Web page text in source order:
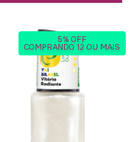
5% OFF
COMPRANDO 12 OU MAIS